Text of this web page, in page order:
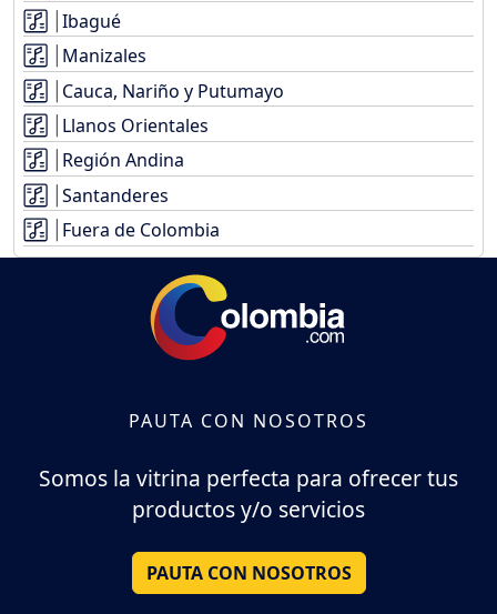
Ibagué
Manizales
Cauca, Nariño y Putumayo
Llanos Orientales
Región Andina
Santanderes
Fuera de Colombia
PAUTA CON NOSOTROS
Somos la vitrina perfecta para ofrecer tus
productos y/o servicios
PAUTA CON NOSOTROS